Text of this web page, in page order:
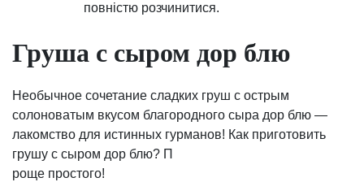
повністю розчинитися.
Груша с сыром дор блю
Необычное сочетание сладких груш с острым
солоноватым вкусом благородного сыра дор блю —
лакомство для истинных гурманов! Как приготовить
грушу с сыром дор блю? П
роще простого!